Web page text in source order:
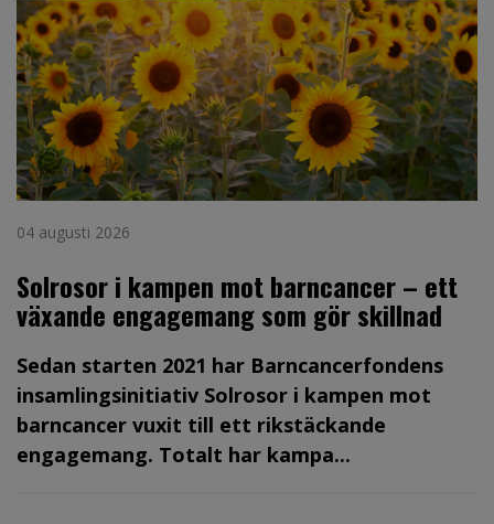
04 augusti 2026
Solrosor i kampen mot barncancer – ett
växande engagemang som gör skillnad
Sedan starten 2021 har Barncancerfondens
insamlingsinitiativ Solrosor i kampen mot
barncancer vuxit till ett rikstäckande
engagemang. Totalt har kampa...